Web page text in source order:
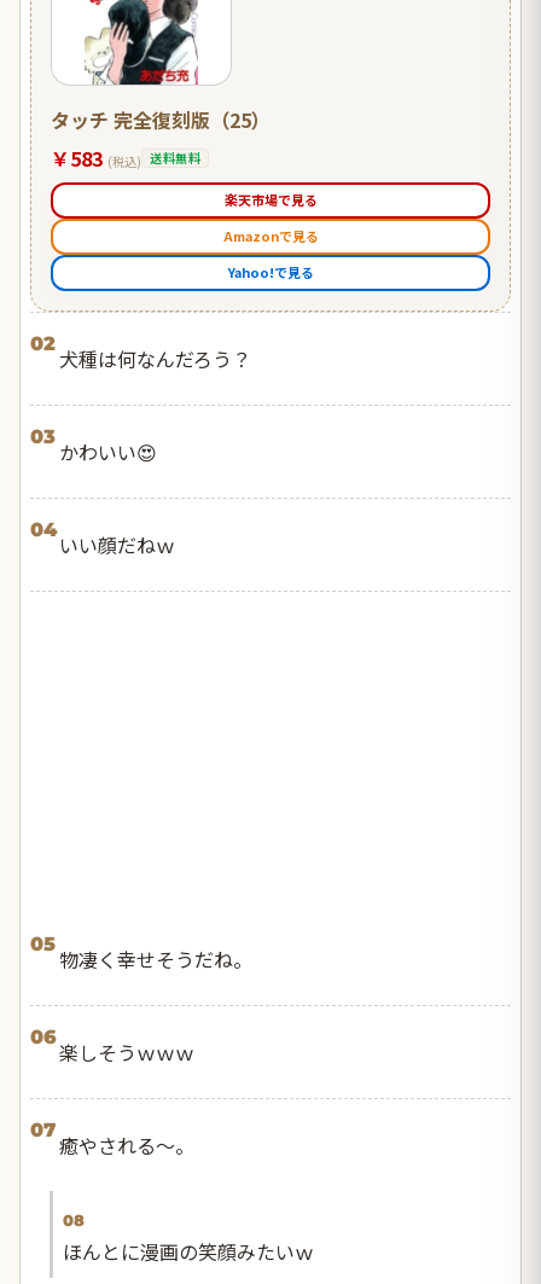
タッチ 完全復刻版（25）
￥583 (税込) 送料無料
楽天市場で見る
Amazonで見る
Yahoo!で見る
02
犬種は何なんだろう？
03
かわいい😍
04
いい顔だねｗ
05
物凄く幸せそうだね。
06
楽しそうｗｗｗ
07
癒やされる〜。
08
ほんとに漫画の笑顔みたいｗ